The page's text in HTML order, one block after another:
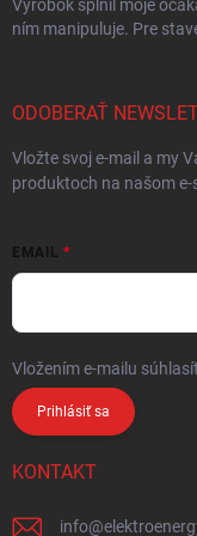
Výrobok splnil moje
ním manipuluje. Pre
ODOBERAŤ
Vložte svoj e-mail a my
produktoch na našom e-
EMAIL
Vložením e-mailu
Prihlásiť sa
KONTAKT
info@